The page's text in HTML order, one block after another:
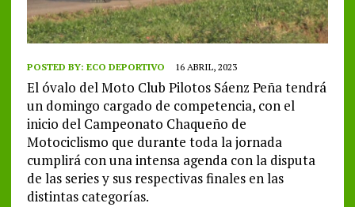
POSTED BY: ECO DEPORTIVO 16 ABRIL, 2023
El óvalo del Moto Club Pilotos Sáenz Peña tendrá
un domingo cargado de competencia, con el
inicio del Campeonato Chaqueño de
Motociclismo que durante toda la jornada
cumplirá con una intensa agenda con la disputa
de las series y sus respectivas finales en las
distintas categorías.